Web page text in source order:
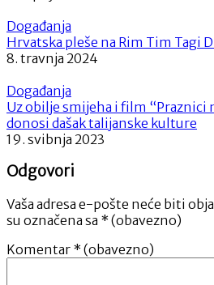
Događanja
Hrvatska pleše na Rim Tim Tagi
8. travnja 2024
Događanja
Uz obilje smijeha i film “Praznici
donosi dašak talijanske kulture
19. svibnja 2023
Odgovori
Vaša adresa e-pošte neće biti
su označena sa * (obavezno)
Komentar * (obavezno)